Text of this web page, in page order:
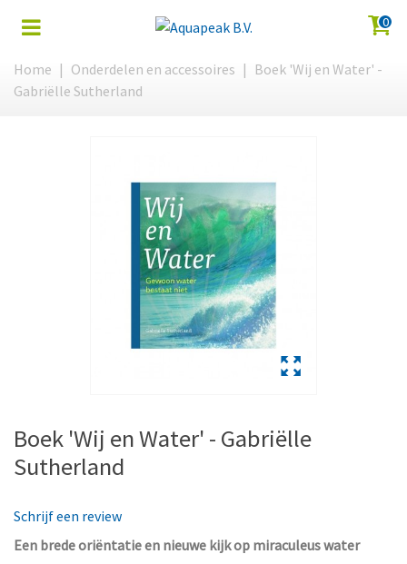
0
Home | Onderdelen en accessoires | Boek 'Wij en Water' -
Gabriëlle Sutherland
Boek 'Wij en Water' - Gabriëlle
Sutherland
Schrijf een review
Een brede oriëntatie en nieuwe kijk op miraculeus water